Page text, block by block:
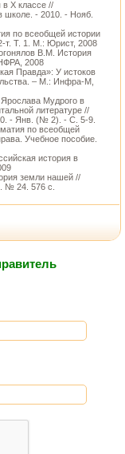
X классе //
школе. - 2010. - Нояб.
по всеобщей истории
т. Т. 1. М.: Юрист, 2008
В.М. История
2008
Правда»: У истоков
– М.: Инфра-М,
Мудрого в
литературе //
- Янв. (№ 2). - С. 5-9.
по всеобщей
Учебное пособие.
история в
земли нашей //
№ 24. 576 с.